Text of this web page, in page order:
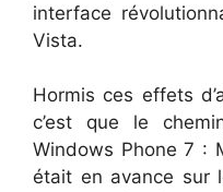
interface
Vista.
Hormis ces effets
c’est que le
Windows Phone 7 :
était en avance sur